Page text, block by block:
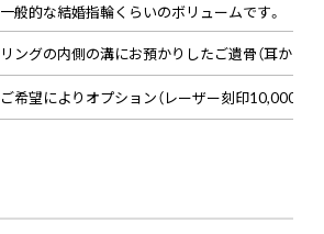
一般的な結婚指輪くらいのボリュームです。
リングの内側の溝にお預かりしたご遺骨（耳かき
ご希望によりオプション（レーザー刻印10,000円